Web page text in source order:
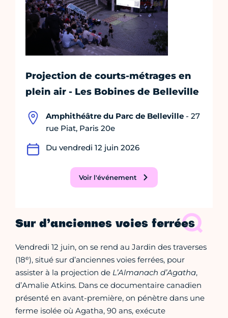
Projection de courts-métrages en
plein air - Les Bobines de Belleville
Amphithéâtre du Parc de Belleville - 27
rue Piat, Paris 20e
Du vendredi 12 juin 2026
Voir l'événement
Sur d’anciennes voies ferrées
Vendredi 12 juin, on se rend au Jardin des traverses
(18e), situé sur d’anciennes voies ferrées, pour
assister à la projection de L’Almanach d’Agatha,
d’Amalie Atkins. Dans ce documentaire canadien
présenté en avant-première, on pénètre dans une
ferme isolée où Agatha, 90 ans, exécute